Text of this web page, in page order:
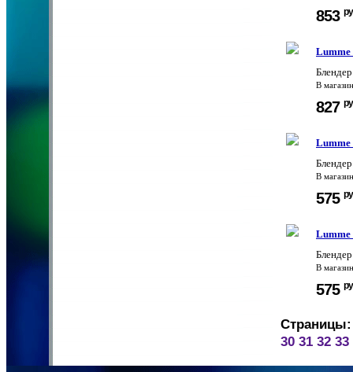
853
Lumme
В
827
Lumme
В
575
Lumme
В
575
Страницы:
30 31 32 33